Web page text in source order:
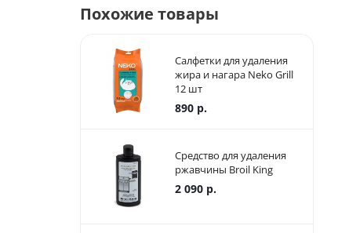
Похожие товары
Салфетки для удаления
жира и нагара Neko Grill
12 шт
890р.
Средство для удаления
ржавчины Broil King
2 090р.